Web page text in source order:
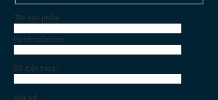
Tên sản phẩm
Họ tên của bạn
Số điện thoại
Địa chỉ